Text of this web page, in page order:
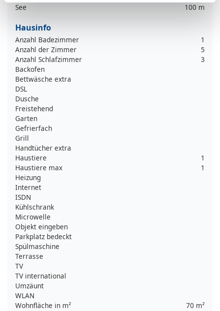
See
100 m
Hausinfo
Anzahl Badezimmer
1
Anzahl der Zimmer
5
Anzahl Schlafzimmer
3
Backofen
Bettwäsche extra
DSL
Dusche
Freistehend
Garten
Gefrierfach
Grill
Handtücher extra
Haustiere
1
Haustiere max
1
Heizung
Internet
ISDN
Kühlschrank
Microwelle
Objekt eingeben
Parkplatz bedeckt
Spülmaschine
Terrasse
TV
TV international
Umzäunt
WLAN
Wohnfläche in m²
70 m²